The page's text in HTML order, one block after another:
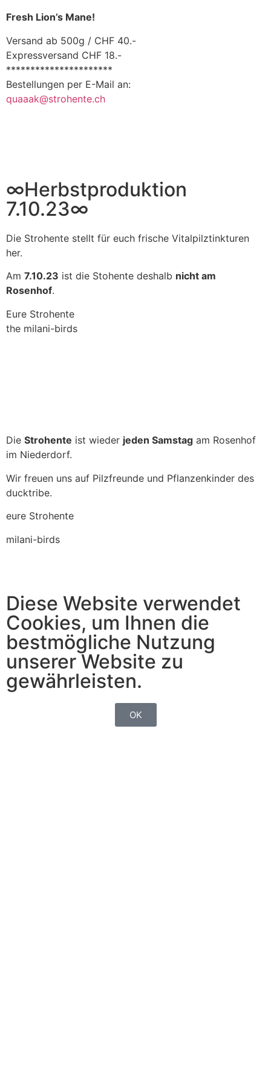
Fresh Lion’s Mane!
Versand ab 500g / CHF 40.-
Expressversand CHF 18.-
**********************
Bestellungen per E-Mail an:
quaaak@strohente.ch
∞Herbstproduktion
7.10.23∞
Die Strohente stellt für euch frische Vitalpilztinkturen
her.
Am 7.10.23 ist die Stohente deshalb nicht am
Rosenhof.
Eure Strohente
the milani-birds
Die Strohente ist wieder jeden Samstag am Rosenhof
im Niederdorf.
Wir freuen uns auf Pilzfreunde und Pflanzenkinder des
ducktribe.
eure Strohente
milani-birds
Diese Website verwendet
Cookies, um Ihnen die
bestmögliche Nutzung
unserer Website zu
gewährleisten.
OK